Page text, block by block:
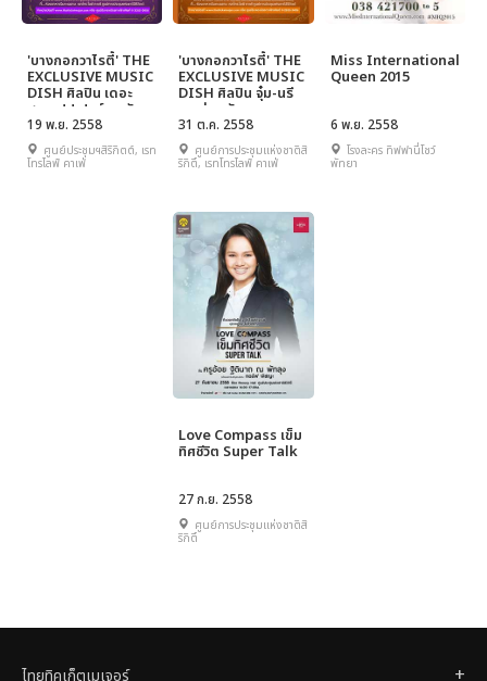
'บางกอกวาไรตี้' THE
EXCLUSIVE MUSIC
DISH ศิลปิน เดอะ
ฮอทเปปเปอร์ คอรัส
19 พ.ย. 2558
ศูนย์ประชุมฯสิริกิตต์, เรท
โทรไลฟ์ คาเฟ่
'บางกอกวาไรตี้' THE
EXCLUSIVE MUSIC
DISH ศิลปิน จุ๋ม-นรี
กระจ่าง คันธมาศ
31 ต.ค. 2558
ศูนย์การประชุมแห่งชาติสิ
ริกิติ์, เรทโทรไลฟ์ คาเฟ่
Miss International
Queen 2015
6 พ.ย. 2558
โรงละคร ทิฟฟานี่โชว์
พัทยา
Love Compass เข็ม
ทิศชีวิต Super Talk
27 ก.ย. 2558
ศูนย์การประชุมแห่งชาติสิ
ริกิติ์
ไทยทิคเก็ตเมเจอร์